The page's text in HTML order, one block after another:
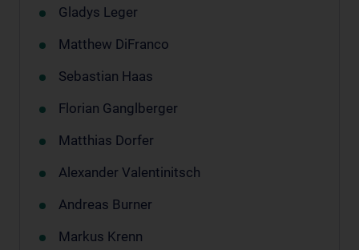
Gladys Leger
Matthew DiFranco
Sebastian Haas
Florian Ganglberger
Matthias Dorfer
Alexander Valentinitsch
Andreas Burner
Markus Krenn